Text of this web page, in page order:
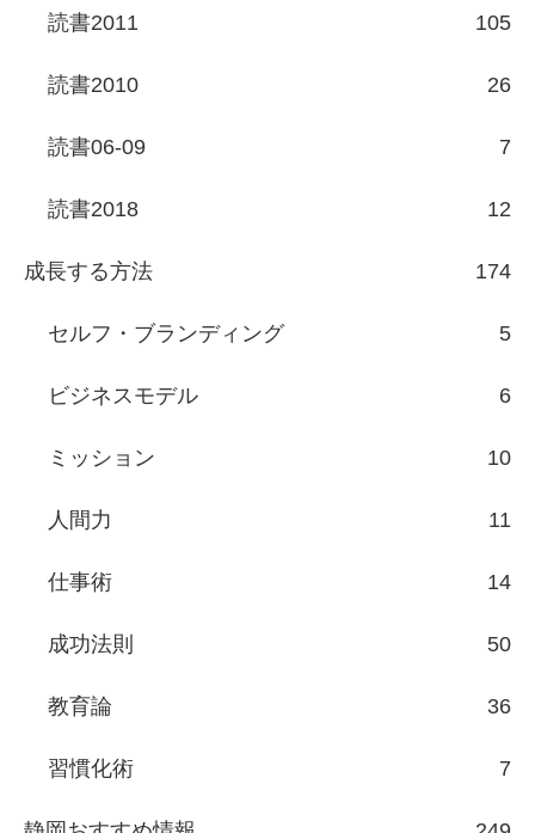
読書2011 105
読書2010 26
読書06-09 7
読書2018 12
成長する方法 174
セルフ・ブランディング 5
ビジネスモデル 6
ミッション 10
人間力 11
仕事術 14
成功法則 50
教育論 36
習慣化術 7